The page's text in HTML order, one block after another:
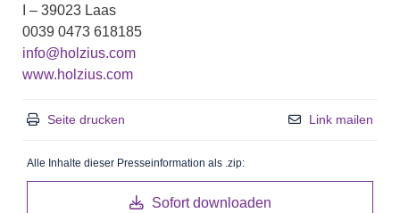
I – 39023 Laas
0039 0473 618185
info@holzius.com
www.holzius.com
Seite drucken Link mailen
Alle Inhalte dieser Presseinformation als .zip:
Sofort downloaden